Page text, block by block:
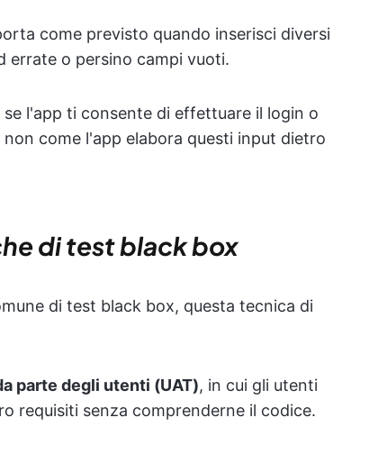
come previsto quando inserisci diversi
errate o persino campi vuoti.
l'app ti consente di effettuare il login o
come l'app elabora questi input dietro
di test black box
di test black box, questa tecnica di
parte degli utenti (UAT), in cui gli utenti
requisiti senza comprenderne il codice.